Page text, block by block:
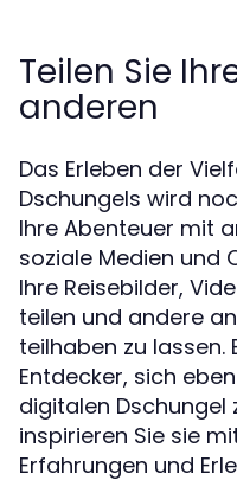
Teilen Sie
anderen
Das Erleben der
Dschungels wird
Ihre Abenteuer mit
soziale Medien und
Ihre Reisebilder,
teilen und andere
teilhaben zu lassen.
Entdecker, sich
digitalen Dschungel
inspirieren Sie sie
Erfahrungen und